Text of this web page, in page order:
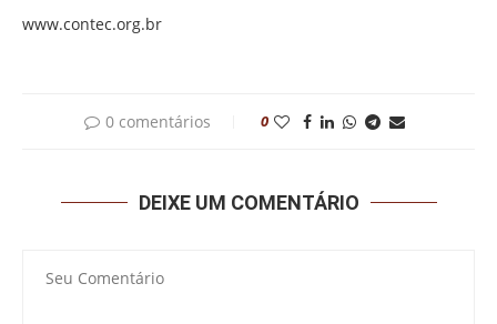
www.contec.org.br
0 comentários 0
DEIXE UM COMENTÁRIO